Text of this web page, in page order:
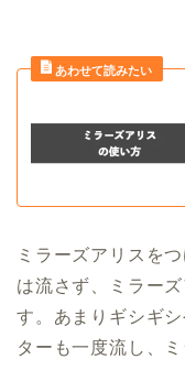
ミラーズアリスを
は流さず、ミラー
す。あまりギシギ
ターも一度流し、